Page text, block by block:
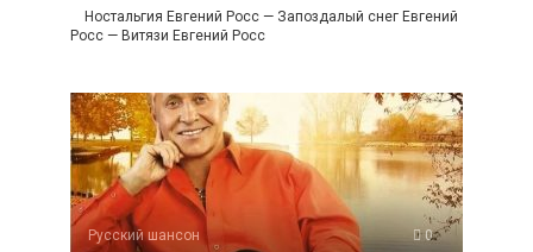
Ностальгия Евгений Росс — Запоздалый снег Евгений
Росс — Витязи Евгений Росс
Русский шансон 0